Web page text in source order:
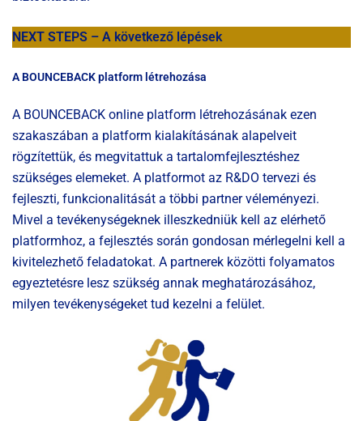
NEXT STEPS – A következő lépések
A BOUNCEBACK platform létrehozása
A BOUNCEBACK online platform létrehozásának ezen
szakaszában a platform kialakításának alapelveit
rögzítettük, és megvitattuk a tartalomfejlesztéshez
szükséges elemeket. A platformot az R&DO tervezi és
fejleszti, funkcionalitását a többi partner véleményezi.
Mivel a tevékenységeknek illeszkedniük kell az elérhető
platformhoz, a fejlesztés során gondosan mérlegelni kell a
kivitelezhető feladatokat. A partnerek közötti folyamatos
egyeztetésre lesz szükség annak meghatározásához,
milyen tevékenységeket tud kezelni a felület.